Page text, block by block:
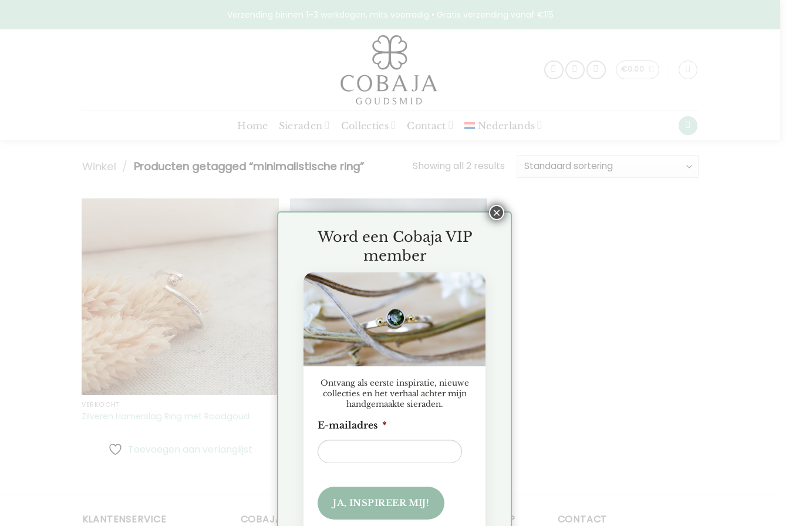
Verzending binnen 1–3 werkdagen, mits voorradig • Gratis verzending vanaf €115
€0.00
Home Sieraden Collecties Contact Nederlands
Winkel / Producten getagged “minimalistische ring” Showing all 2 results
VERKOCHT
Zilveren Hamerslag Ring met Roodgoud
Toevoegen aan verlanglijst
MODERN IN ZILVER
135.00
Toevoegen aan verlanglijst
KLANTENSERVICE COBAJA NIEUWS WORD EEN COBAJA VIP CONTACT
Word een Cobaja VIP
member
Ontvang als eerste inspiratie, nieuwe
collecties en het verhaal achter mijn
handgemaakte sieraden.
E-mailadres *
JA, INSPIREER MIJ!
×